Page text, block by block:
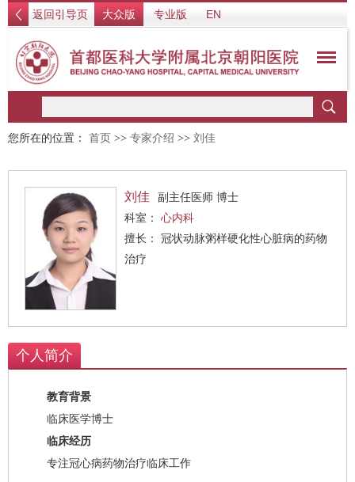
返回引导页 大众版 专业版 EN
您所在的位置： 首页 >> 专家介绍 >> 刘佳
刘佳
副主任医师 博士
科室： 心内科
擅长： 冠状动脉粥样硬化性心脏病的药物
治疗
个人简介
教育背景
临床医学博士
临床经历
专注冠心病药物治疗临床工作